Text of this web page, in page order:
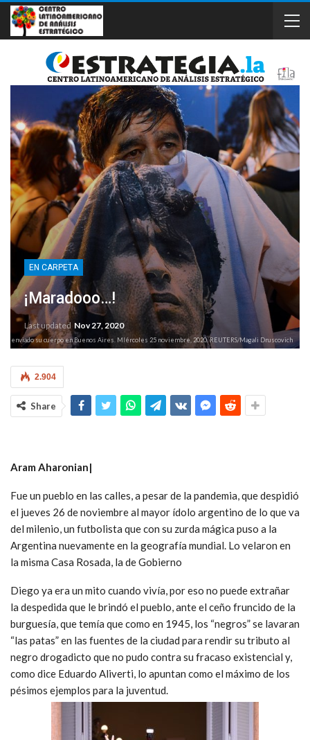
EN CARPETA
¡Maradooo…!
Last updated Nov 27, 2020
enviado su cuerpo en Buenos Aires. MIércoles 25 noviembre, 2020. REUTERS/Magali Druscovich
2.904
Share
Aram Aharonian|
Fue un pueblo en las calles, a pesar de la pandemia, que despidió
el jueves 26 de noviembre al mayor ídolo argentino de lo que va
del milenio, un futbolista que con su zurda mágica puso a la
Argentina nuevamente en la geografía mundial. Lo velaron en
la misma Casa Rosada, la de Gobierno
Diego ya era un mito cuando vivía, por eso no puede extrañar
la despedida que le brindó el pueblo, ante el ceño fruncido de la
burguesía, que temía que como en 1945, los “negros” se lavaran
“las patas” en las fuentes de la ciudad para rendir su tributo al
negro drogadicto que no pudo contra su fracaso existencial y,
como dice Eduardo Aliverti, lo apuntan como el máximo de los
pésimos ejemplos para la juventud.